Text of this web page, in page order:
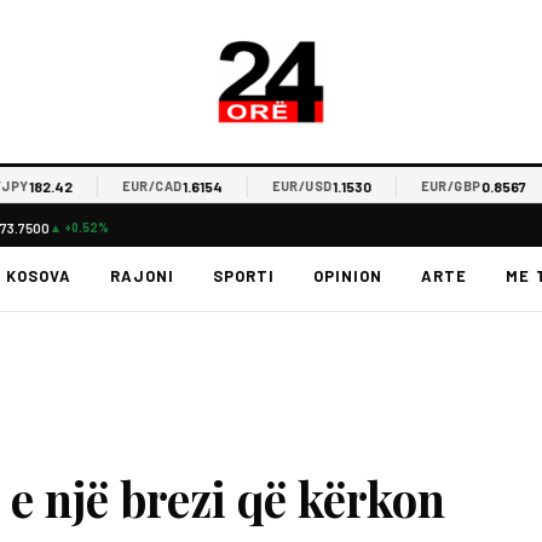
EUR/CAD1.6154 EUR/USD1.1530 EUR/GBP0.8567
▲ +0.52%
KOSOVA RAJONI SPORTI OPINION ARTE ME
një brezi që kërkon